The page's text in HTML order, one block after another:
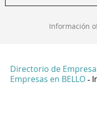
Información
Directorio de
Empresas en BELLO -